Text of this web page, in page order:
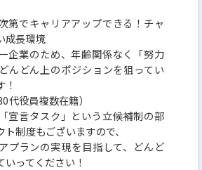
第でキャリアアップできる！チャ
成長環境
企業のため、年齢関係なく「努力
んどん上のポジションを狙ってい
！
代役員複数在籍）
宣言タスク」という立候補制の部
制度もございますので、
プランの実現を目指して、どんど
ってください！